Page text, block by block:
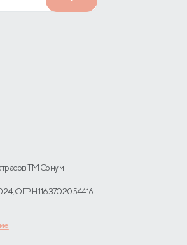
TM Сонум
ОГРН 1163702054416